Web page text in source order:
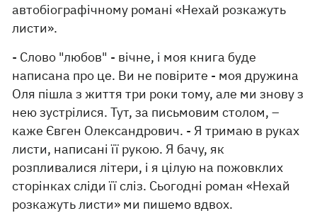
автобіографічному романі «Нехай розкажуть
листи».
- Слово "любов" - вічне, і моя книга буде
написана про це. Ви не повірите - моя дружина
Оля пішла з життя три роки тому, але ми знову з
нею зустрілися. Тут, за письмовим столом, –
каже Євген Олександрович. - Я тримаю в руках
листи, написані її рукою. Я бачу, як
розпливалися літери, і я цілую на пожовклих
сторінках сліди її сліз. Сьогодні роман «Нехай
розкажуть листи» ми пишемо вдвох.